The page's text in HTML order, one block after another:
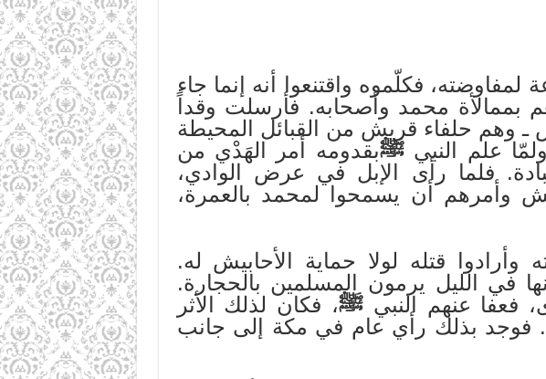
فكلّموه واقتنعوا أنه إنما جاء
بممالأة محمد وأصحابه. فأرسلت وقداً
ـ وهم حلفاء قريش من القبائل المحيطة
علم النبيﷺبقدومه أمر الهَدْي من
فلما رأى الإبل في عرض الوادي،
وأمرهم أن يسمحوا لمحمد بالعمرة،
قتله لولا حماية الأحابيش له.
في الليل يرمون المسلمين بالحجارة.
فعفا عنهم النبيﷺ، فكان لذلك الأثر
. فوجد بذلك رأي عام في مكة إلى جانب